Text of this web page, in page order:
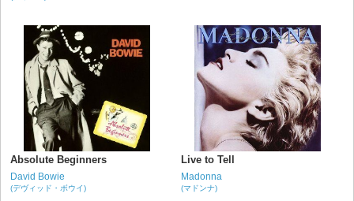
Absolute Beginners
David Bowie
(デヴィッド・ボウイ)
Live to Tell
Madonna
(マドンナ)